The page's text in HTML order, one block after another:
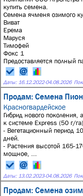
купить семена.
Семена ячменя озимого
Виват
Ерема
Маруся
Тимофей
Фокс 1
Предоставляется полный
Даты: 16.12.2022-04.08.2026
Продам: Семена
Красногвардейское
Гибрид нoвогo пoколения,
к cистеме Eхрrеss (50 г/га).
- Вегетационный период
дней.
- Растения высотой 165-
мощное, ...
Даты: 13.02.2023-04.08.2026
Продам: Семена